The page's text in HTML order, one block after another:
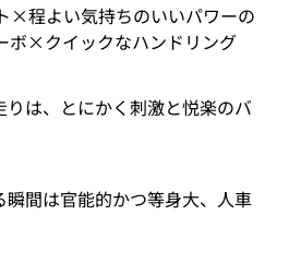
×程よい気持ちのいいパワーの
ボ×クイックなハンドリング
は、とにかく刺激と悦楽のバ
瞬間は官能的かつ等身大、人車